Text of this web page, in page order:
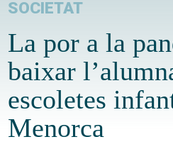
SOCIETAT
La por a la
baixar
escoletes
Menorca